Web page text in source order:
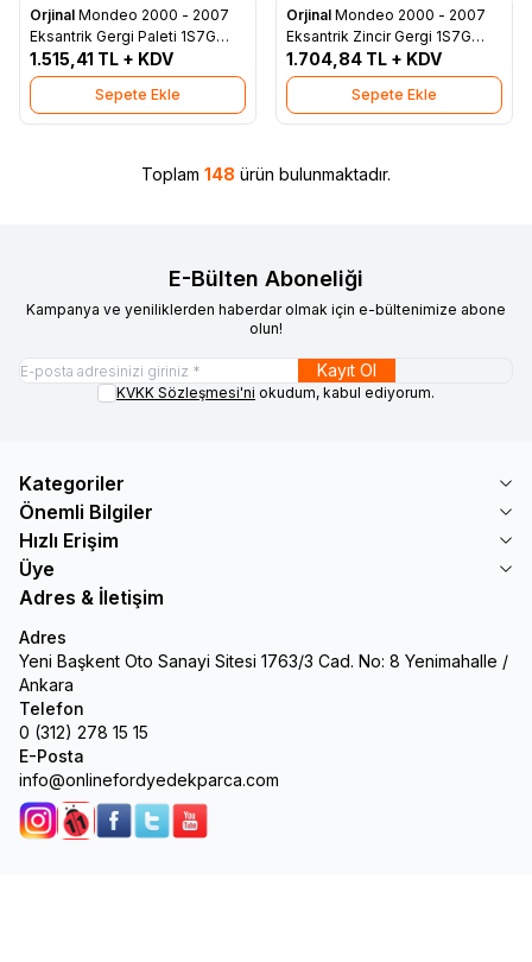
Favorilere Ekle
Orjinal Mondeo 2000 - 2007
Eksantrik Gergi Paleti 1S7G
6K255 AE
1.515,41 TL + KDV
Sepete Ekle
Favorilere Ekle
Orjinal Mondeo 2000 - 2007
Eksantrik Zincir Gergi 1S7G
6K254 AJ
1.704,84 TL + KDV
Sepete Ekle
Toplam 148 ürün bulunmaktadır.
E-Bülten Aboneliği
Kampanya ve yeniliklerden haberdar olmak için e-bültenimize abone
olun!
Kayıt Ol
KVKK Sözleşmesi'ni okudum, kabul ediyorum.
Kategoriler
Önemli Bilgiler
Hızlı Erişim
Üye
Adres & İletişim
Adres
Yeni Başkent Oto Sanayi Sitesi 1763/3 Cad. No: 8 Yenimahalle /
Ankara
Telefon
0 (312) 278 15 15
E-Posta
info@onlinefordyedekparca.com